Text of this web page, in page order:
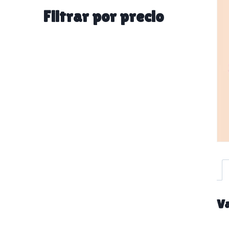
Filtrar por precio